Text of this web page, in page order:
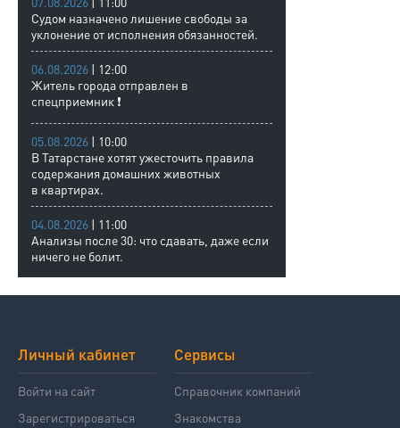
Судом назначено лишение свободы за
уклонение от исполнения обязанностей.
06.08.2026 | 12:00
Житель города отправлен в
спецприемник ❗
05.08.2026 | 10:00
В Татарстане хотят ужесточить правила
содержания домашних животных
в квартирах.
04.08.2026 | 11:00
Анализы после 30: что сдавать, даже если
ничего не болит.
Личный кабинет
Войти на сайт
Зарегистрироваться
Сервисы
Справочник компаний
Знакомства